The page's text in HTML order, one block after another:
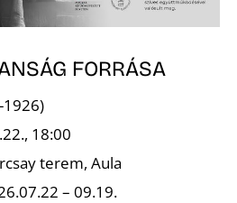
FORRÁSA
1926)
18:00
terem, Aula
– 09.19.